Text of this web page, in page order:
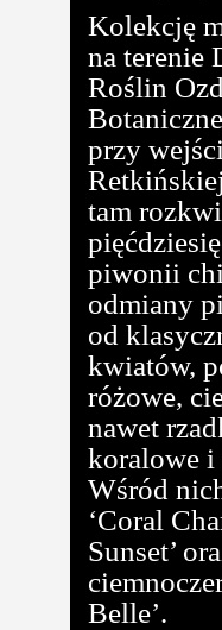
Kolekcję
na terenie
Roślin
przy
tam
piwonii
odmiany
od
kwiatów,
różowe,
nawet
koralowe i
Wśród
‘Coral
Sunset’
Belle’.